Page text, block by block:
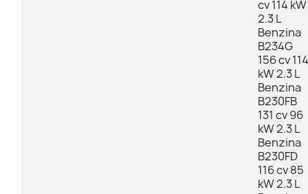
cv 114 kW
2.3 L
Benzina
B234G
156 cv 114
kW 2.3 L
Benzina
B230FB
131 cv 96
kW 2.3 L
Benzina
B230FD
116 cv 85
kW 2.3 L